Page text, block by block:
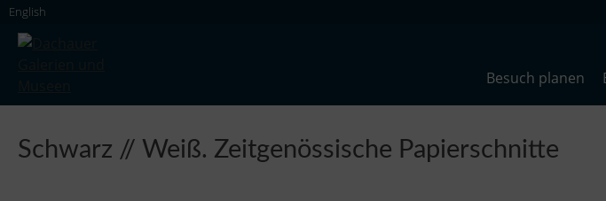
Skip
content
English
Besuch planen
Schwarz // Weiß. Zeitgenössische Papierschnitte